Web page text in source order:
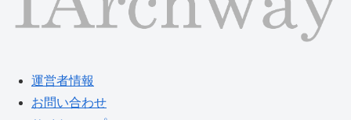
運営者情報
お問い合わせ